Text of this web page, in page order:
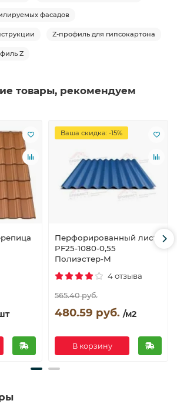
фасадов
Z-профиль для гипсокартона
Z
товары, рекомендуем
Ваша скидка: -15%
Перфорированный лист
PF25-1080-0,55
Полиэстер-М
4 отзыва
565.40 руб.
480.59 руб. /м2
В корзину